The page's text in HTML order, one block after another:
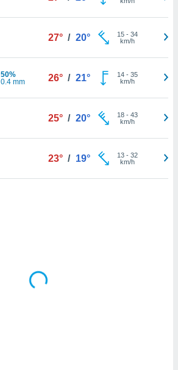
27° / 20° 15- 34
km/h
50%
0.4 mm
26° / 21° 14- 35
km/h
25° / 20° 18- 43
km/h
23° / 19° 13- 32
km/h